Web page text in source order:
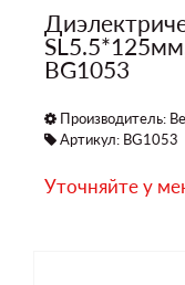
BG1053
Производитель:
Артикул: BG1053
Уточняйте у